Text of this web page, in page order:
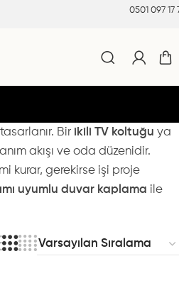
0501 097 17
Bir ikili TV koltuğu ya
akışı ve oda düzenidir.
kurar, gerekirse işi proje
uyumlu duvar kaplama ile